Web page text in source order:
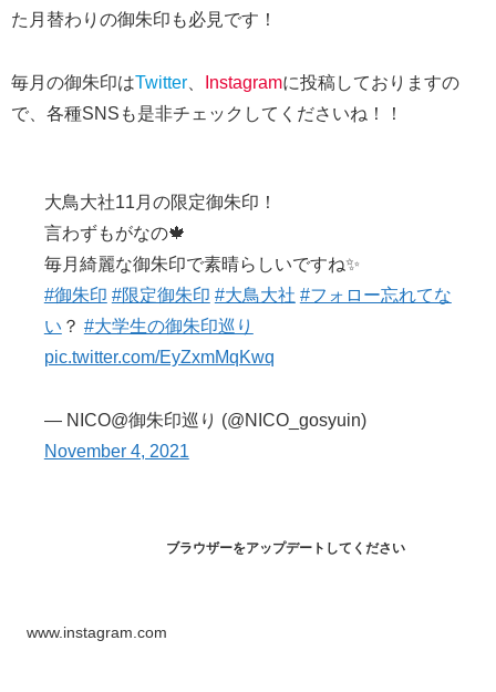
た月替わりの御朱印も必見です！
毎月の御朱印はTwitter Instagramに投稿しておりますの
で、各種SNSも是非チェックしてくださいね！！
大鳥大社11月の限定御朱印！
言わずもがなの🍁
毎月綺麗な御朱印で素晴らしいですね✨
#御朱印 #限定御朱印 #大鳥大社 #フォロー忘れてな
い ？ #大学生の御朱印巡り
pic.twitter.com/EyZxmMqKwq
— NICO@御朱印巡り (@NICO_gosyuin)
November 4, 2021
ブラウザーをアップデートしてください
www.instagram.com